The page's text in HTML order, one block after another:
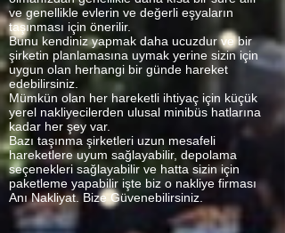
ve genellikle evlerin ve değerli eşyaların
taşınması için önerilir.
Bunu kendiniz yapmak daha ucuzdur ve bir
şirketin planlamasına uymak yerine sizin için
uygun olan herhangi bir günde hareket
edebilirsiniz.
Mümkün olan her hareketli ihtiyaç için küçük
yerel nakliyecilerden ulusal minibüs hatlarına
kadar her şey var.
Bazı taşınma şirketleri uzun mesafeli
hareketlere uyum sağlayabilir, depolama
seçenekleri sağlayabilir ve hatta sizin için
paketleme yapabilir işte biz o nakliye firması
Anı Nakliyat. Bize Güvenebilirsiniz.